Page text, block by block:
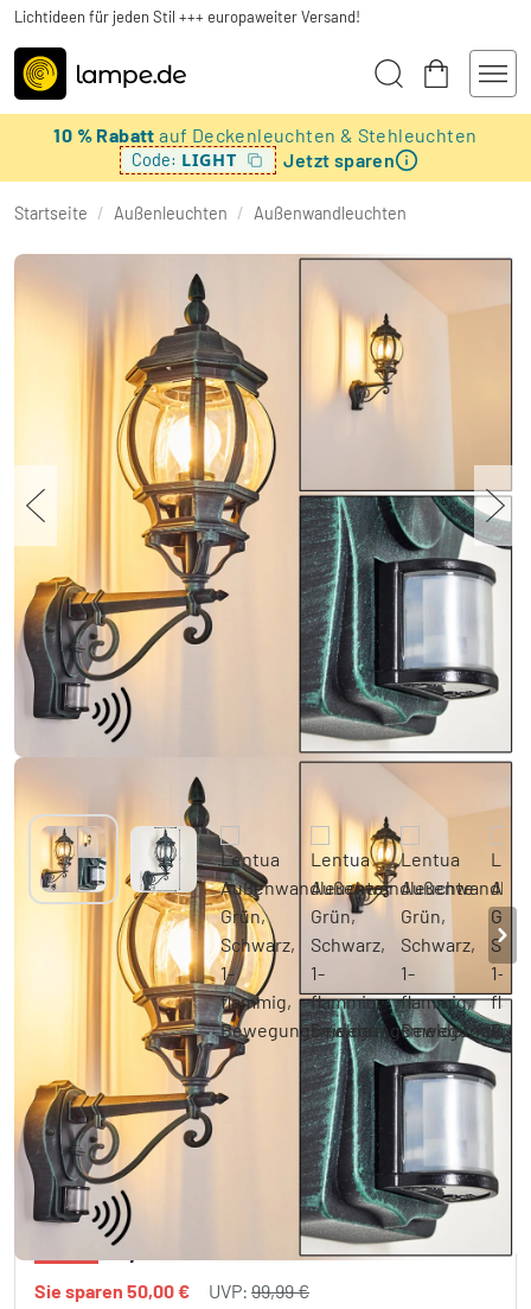
Lichtideen für jeden Stil +++ europaweiter Versand!
10 % Rabattauf Deckenleuchten & Stehleuchten
Code: LIGHT Jetzt sparen
Startseite / Außenleuchten / Außenwandleuchten
Lentua Außenwandleuchte Grün, Schwarz,
1-flammig, Bewegungsmelder
49,99 €
Sie sparen 50,00 € UVP: 99,99 €